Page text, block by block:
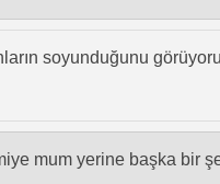
soyunduğunu
mum yerine başka bir